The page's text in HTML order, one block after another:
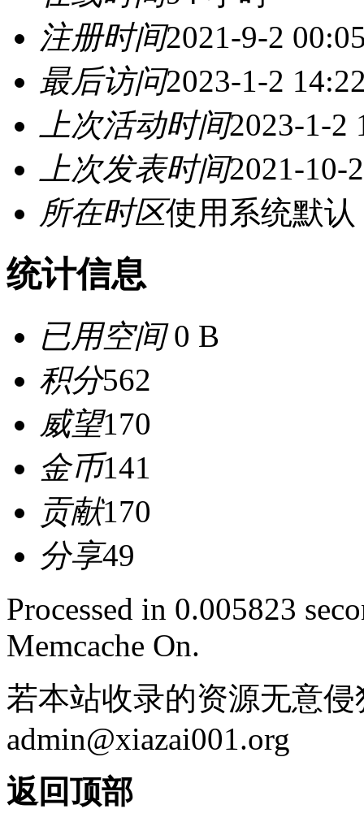
注册时间2021-9-2
最后访问2023-1-2
上次活动时间2023-1-2
上次发表时间2021-10-
所在时区使用系统默认
统计信息
已用空间0 B
积分562
威望170
金币141
贡献170
分享49
Processed in 0.005823
Memcache On.
若本站收录的资源无意
admin@xiazai001.org
返回顶部